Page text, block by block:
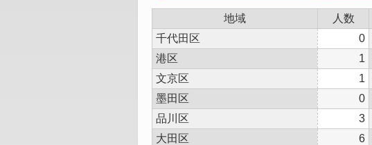
地域 人数
千代田区
0
港区
1
文京区
1
墨田区
0
品川区
3
大田区
6